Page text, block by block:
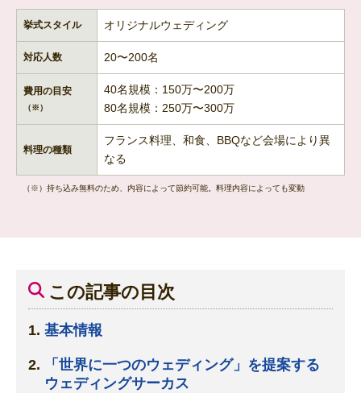
挙式スタイル オリジナルウェディング
対応人数 20〜200名
費用の目安
（※）
40名規模：150万〜200万
80名規模：250万〜300万
料理の種類
フランス料理、和食、BBQなど会場により異
なる
（※）持ち込み無料のため、内容によって節約可能。料理内容によっても変動
この記事の目次
基本情報
「世界に一つのウェディング」を提案する
ウェディングサーカス